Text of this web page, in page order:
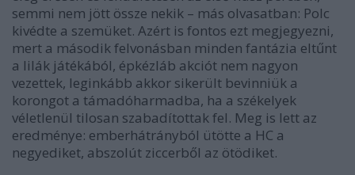
semmi nem jött össze nekik – más olvasatban: Polc
kivédte a szemüket. Azért is fontos ezt megjegyezni,
mert a második felvonásban minden fantázia eltűnt
a lilák játékából, épkézláb akciót nem nagyon
vezettek, leginkább akkor sikerült bevinniük a
korongot a támadóharmadba, ha a székelyek
véletlenül tilosan szabadítottak fel. Meg is lett az
eredménye: emberhátrányból ütötte a HC a
negyediket, abszolút ziccerből az ötödiket.